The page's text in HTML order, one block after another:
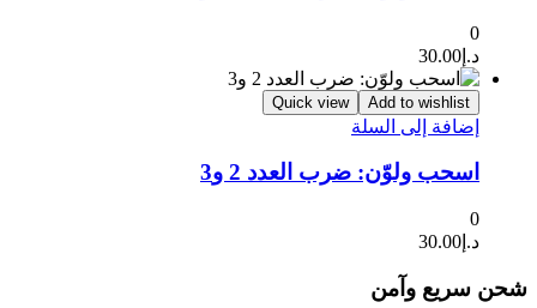
0
د.إ 30.00
Add to wishlist
Quick view
إضافة إلى السلة
اسحب ولوّن: ضرب العدد 2 و3
0
د.إ 30.00
شحن سريع وآمن